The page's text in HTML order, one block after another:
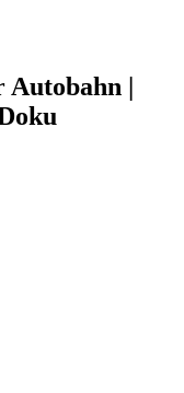
Autobahn |